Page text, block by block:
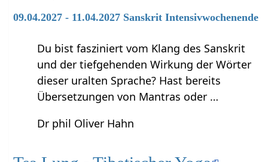
09.04.2027 - 11.04.2027 Sanskrit Intensivwochenende
Du bist fasziniert vom Klang des Sanskrit
und der tiefgehenden Wirkung der Wörter
dieser uralten Sprache? Hast bereits
Übersetzungen von Mantras oder …
Dr phil Oliver Hahn